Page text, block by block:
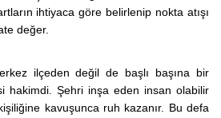
ihtiyaca göre belirlenip nokta atışı
değer.
ilçeden değil de başlı başına bir
hakimdi. Şehri inşa eden insan olabilir
kavuşunca ruh kazanır. Bu defa